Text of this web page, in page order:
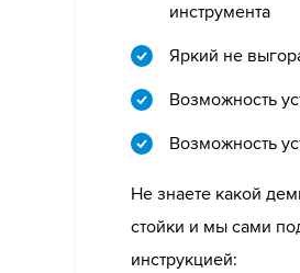
инструмента
Яркий не
Возможность
Возможность
Не знаете какой
стойки и мы сами
инструкцией: